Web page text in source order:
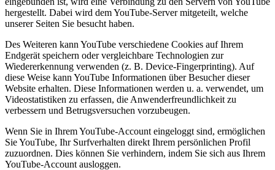
hergestellt. Dabei wird dem YouTube-Server mitgeteilt, welche
unserer Seiten Sie besucht haben.
Des Weiteren kann YouTube verschiedene Cookies auf Ihrem
Endgerät speichern oder vergleichbare Technologien zur
Wiedererkennung verwenden (z. B. Device-Fingerprinting). Auf
diese Weise kann YouTube Informationen über Besucher dieser
Website erhalten. Diese Informationen werden u. a. verwendet, um
Videostatistiken zu erfassen, die Anwenderfreundlichkeit zu
verbessern und Betrugsversuchen vorzubeugen.
Wenn Sie in Ihrem YouTube-Account eingeloggt sind, ermöglichen
Sie YouTube, Ihr Surfverhalten direkt Ihrem persönlichen Profil
zuzuordnen. Dies können Sie verhindern, indem Sie sich aus Ihrem
YouTube-Account ausloggen.